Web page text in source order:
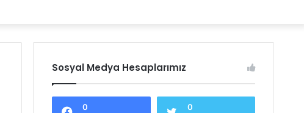
Sosyal Medya Hesaplarımız
0 0